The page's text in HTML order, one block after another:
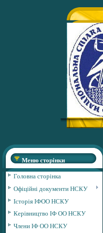
Меню сторінки
Головна сторінка
Офіційні документи НСКУ
Історія ІФОО НСКУ
Керівництво ІФ ОО НСКУ
Члени ІФ ОО НСКУ